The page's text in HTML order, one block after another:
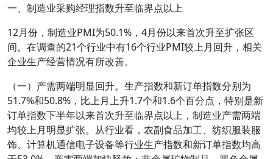
一、制造业采购经理指数升至临界点以上
12月份，制造业PMI为50.1%，4月份以来首次升至扩张区
间。在调查的21个行业中有16个行业PMI较上月回升，相关
企业生产经营情况有所改善。
（一）产需两端明显回升。生产指数和新订单指数分别为
51.7%和50.8%，比上月上升1.7个和1.6个百分点，特别是新
订单指数下半年以来首次升至临界点以上，制造业产需两端
均较上月明显扩张。从行业看，农副食品加工、纺织服装服
饰、计算机通信电子设备等行业生产指数和新订单指数均高